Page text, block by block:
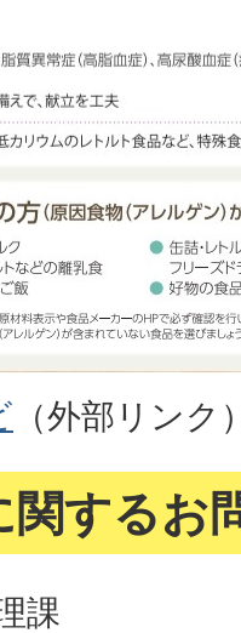
（外部リンク
関するお
課